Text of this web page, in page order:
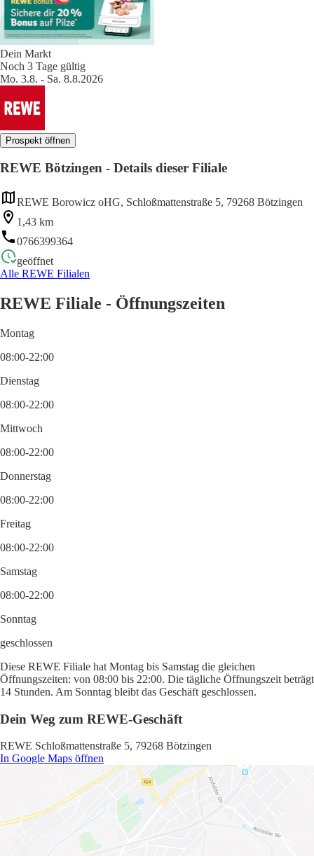
Dein Markt
Noch 3 Tage gültig
Mo. 3.8. - Sa. 8.8.2026
Prospekt öffnen
REWE Bötzingen - Details dieser Filiale
REWE Borowicz oHG, Schloßmattenstraße 5, 79268 Bötzingen
1,43 km
0766399364
geöffnet
Alle REWE Filialen
REWE Filiale - Öffnungszeiten
Montag
08:00-22:00
Dienstag
08:00-22:00
Mittwoch
08:00-22:00
Donnerstag
08:00-22:00
Freitag
08:00-22:00
Samstag
08:00-22:00
Sonntag
geschlossen
Diese REWE Filiale hat Montag bis Samstag die gleichen
Öffnungszeiten: von 08:00 bis 22:00. Die tägliche Öffnungszeit beträgt
14 Stunden. Am Sonntag bleibt das Geschäft geschlossen.
Dein Weg zum REWE-Geschäft
REWE Schloßmattenstraße 5, 79268 Bötzingen
In Google Maps öffnen